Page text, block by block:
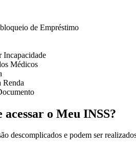
de Empréstimo
Incapacidade
Médicos
Renda
o Meu INSS?
descomplicados e podem ser